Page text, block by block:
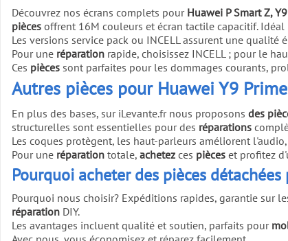
Découvrez nos écrans complets pour Huawei P Smart Z,
pièces offrent 16M couleurs et écran tactile capacitif.
Les versions service pack ou INCELL assurent une
Pour une réparation rapide, choisissez INCELL ; pour le
Ces pièces sont parfaites pour les dommages courants,
Autres pièces pour Huawei Y9
En plus des bases, sur iLevante.fr nous proposons des
structurelles sont essentielles pour des réparations
Les coques protègent, les haut-parleurs améliorent
Pour une réparation totale, achetez ces pièces et profitez
Pourquoi acheter des pièces
Pourquoi nous choisir? Expéditions rapides, garantie sur
réparation DIY.
Les avantages incluent qualité et soutien, parfaits pour